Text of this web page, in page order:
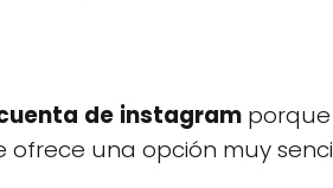
de instagramporque
una opción muy